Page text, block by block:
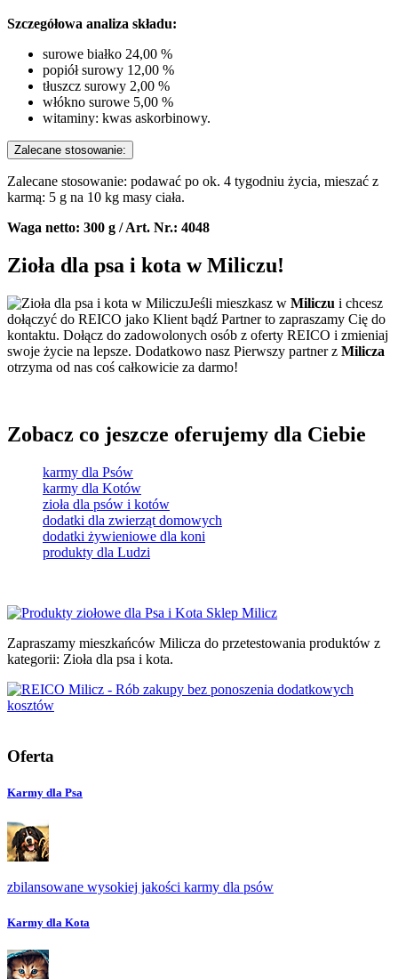
Szczegółowa analiza składu:
surowe białko 24,00 %
popiół surowy 12,00 %
tłuszcz surowy 2,00 %
włókno surowe 5,00 %
witaminy: kwas askorbinowy.
Zalecane stosowanie:
Zalecane stosowanie: podawać po ok. 4 tygodniu życia, mieszać z
karmą: 5 g na 10 kg masy ciała.
Waga netto: 300 g / Art. Nr.: 4048
Zioła dla psa i kota w Miliczu!
Jeśli mieszkasz w Miliczu i chcesz
dołączyć do REICO jako Klient bądź Partner to zapraszamy Cię do
kontaktu. Dołącz do zadowolonych osób z oferty REICO i zmieniaj
swoje życie na lepsze. Dodatkowo nasz Pierwszy partner z Milicza
otrzyma od nas coś całkowicie za darmo!
Zobacz co jeszcze oferujemy dla Ciebie
karmy dla Psów
karmy dla Kotów
zioła dla psów i kotów
dodatki dla zwierząt domowych
dodatki żywieniowe dla koni
produkty dla Ludzi
Zapraszamy mieszkańców Milicza do przetestowania produktów z
kategorii: Zioła dla psa i kota.
Oferta
Karmy dla Psa
zbilansowane wysokiej jakości karmy dla psów
Karmy dla Kota